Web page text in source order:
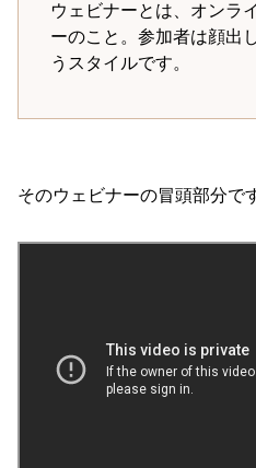
ウェビナーとは、オンラ
ーのこと。参加者は顔出
うスタイルです。
そのウェビナーの冒頭部分で